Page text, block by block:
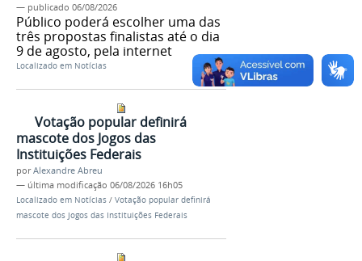
— publicado 06/08/2026
Público poderá escolher uma das
três propostas finalistas até o dia
9 de agosto, pela internet
Localizado em Notícias
Votação popular definirá
mascote dos Jogos das
Instituições Federais
porAlexandre Abreu
— última modificação 06/08/2026 16h05
Localizado em Notícias / Votação popular definirá
mascote dos Jogos das Instituições Federais